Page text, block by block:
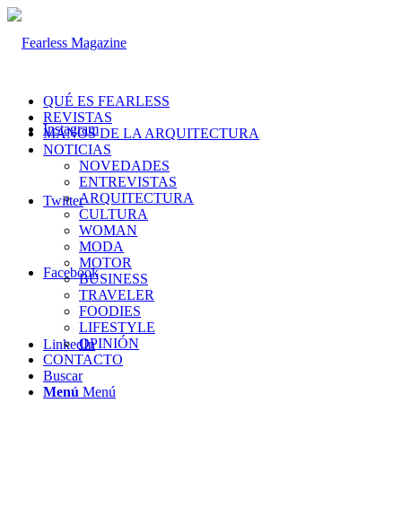
Instagram
Twitter
Facebook
LinkedIn
QUÉ ES FEARLESS
REVISTAS
MANOS DE LA ARQUITECTURA
NOTICIAS
NOVEDADES
ENTREVISTAS
ARQUITECTURA
CULTURA
WOMAN
MODA
MOTOR
BUSINESS
TRAVELER
FOODIES
LIFESTYLE
OPINIÓN
CONTACTO
Buscar
Menú Menú